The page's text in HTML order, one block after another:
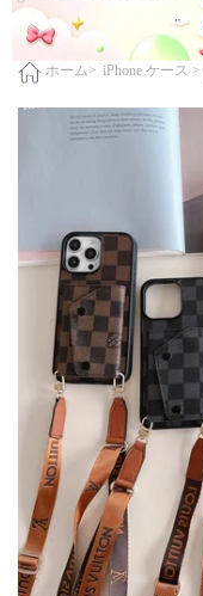
ホーム> iPhone ケース >